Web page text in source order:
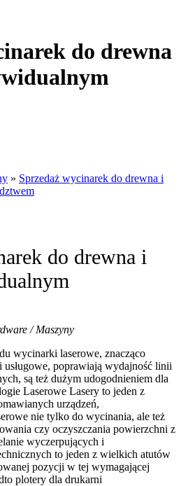
do drewna
» Sprzedaż wycinarek do drewna i
do drewna i
/ Maszyny
wycinarki laserowe, znacząco
usługowe, poprawiają wydajność linii
są też dużym udogodnieniem dla
Laserowe Lasery to jeden z
urządzeń,
nie tylko do wycinania, ale też
czy oczyszczania powierzchni z
wyczerpujących i
to jeden z wielkich atutów
pozycji w tej wymagającej
plotery dla drukarni